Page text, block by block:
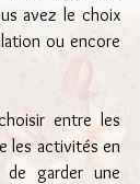
avez le choix
ou encore
entre les
les activités en
de garder une